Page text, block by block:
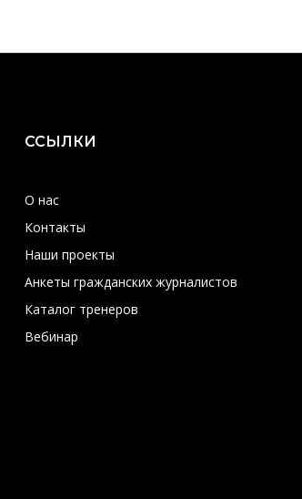
ССЫЛКИ
О нас
Контакты
Наши проекты
Анкеты гражданских журналистов
Каталог тренеров
Вебинар